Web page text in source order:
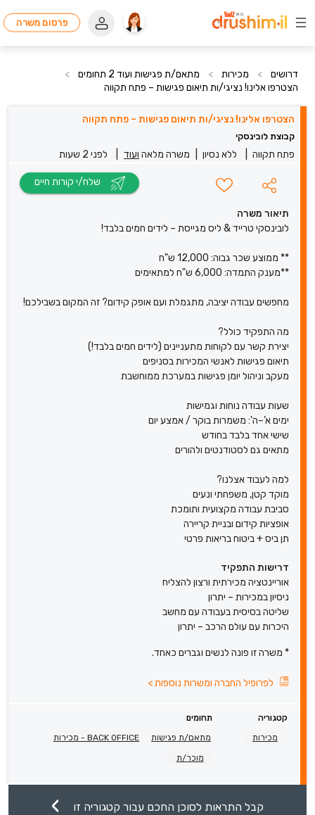
פרסום משרה
דרושים > מכירות > מתאם/ת פגישות ועוד 2 תחומים
>
הצטרפו אלינו! נציגי/ות תיאום פגישות – פתח תקווה
הצטרפו אלינו! נציגי/ות תיאום פגישות – פתח תקווה
קבוצת לובינסקי
פתח תקווה ללא נסיון משרה מלאה ועוד לפני 2 שעות
תיאור משרה
לובינסקי טרייד & ליס מגייסת – לידים חמים בלבד!
** ממוצע שכר גבוה: 12,000 ש"ח
**מענק התמדה: 6,000 ש"ח למתאימים
מחפשים עבודה יציבה, מתגמלת ועם אופק קידום? זה המקום בשבילכם!
מה התפקיד כולל?
יצירת קשר עם לקוחות מתעניינים (לידים חמים בלבד!)
תיאום פגישות לאנשי המכירות בסניפים
מעקב וניהול יומן פגישות במערכת ממוחשבת
שעות עבודה נוחות וגמישות
ימים א’–ה’: משמרות בוקר / אמצע יום
שישי אחד בלבד בחודש
מתאים גם לסטודנטים ולהורים
למה לעבוד אצלנו?
מוקד קטן, משפחתי ונעים
סביבת עבודה מקצועית ותומכת
אופציות קידום ובניית קריירה
תן ביס + ביטוח בריאות פרטי
דרישות התפקיד
אוריינטציה מכירתית ורצון להצליח
ניסיון במכירות – יתרון
שליטה בסיסית בעבודה עם מחשב
היכרות עם עולם הרכב – יתרון
* משרה זו פונה לנשים וגברים כאחד.
לפרופיל החברה ומשרות נוספות>
קטגוריה
תחומים
מכירות
מתאם/ת פגישות BACK OFFICE - מכירות
מוכר/ת
קבל התראות לסוכן החכם עבור קטגוריה זו